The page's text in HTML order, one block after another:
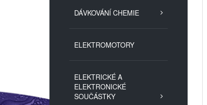
DÁVKOVÁNÍ CHEMIE
ELEKTROMOTORY
ELEKTRICKÉ A
ELEKTRONICKÉ
SOUČÁSTKY